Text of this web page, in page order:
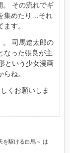
。 その流れでギ
集めたり…それ
す。
。 司馬遼太郎の
なった張良が主
という少女漫画
ね。
くお願いしま
を駆ける白馬～ は